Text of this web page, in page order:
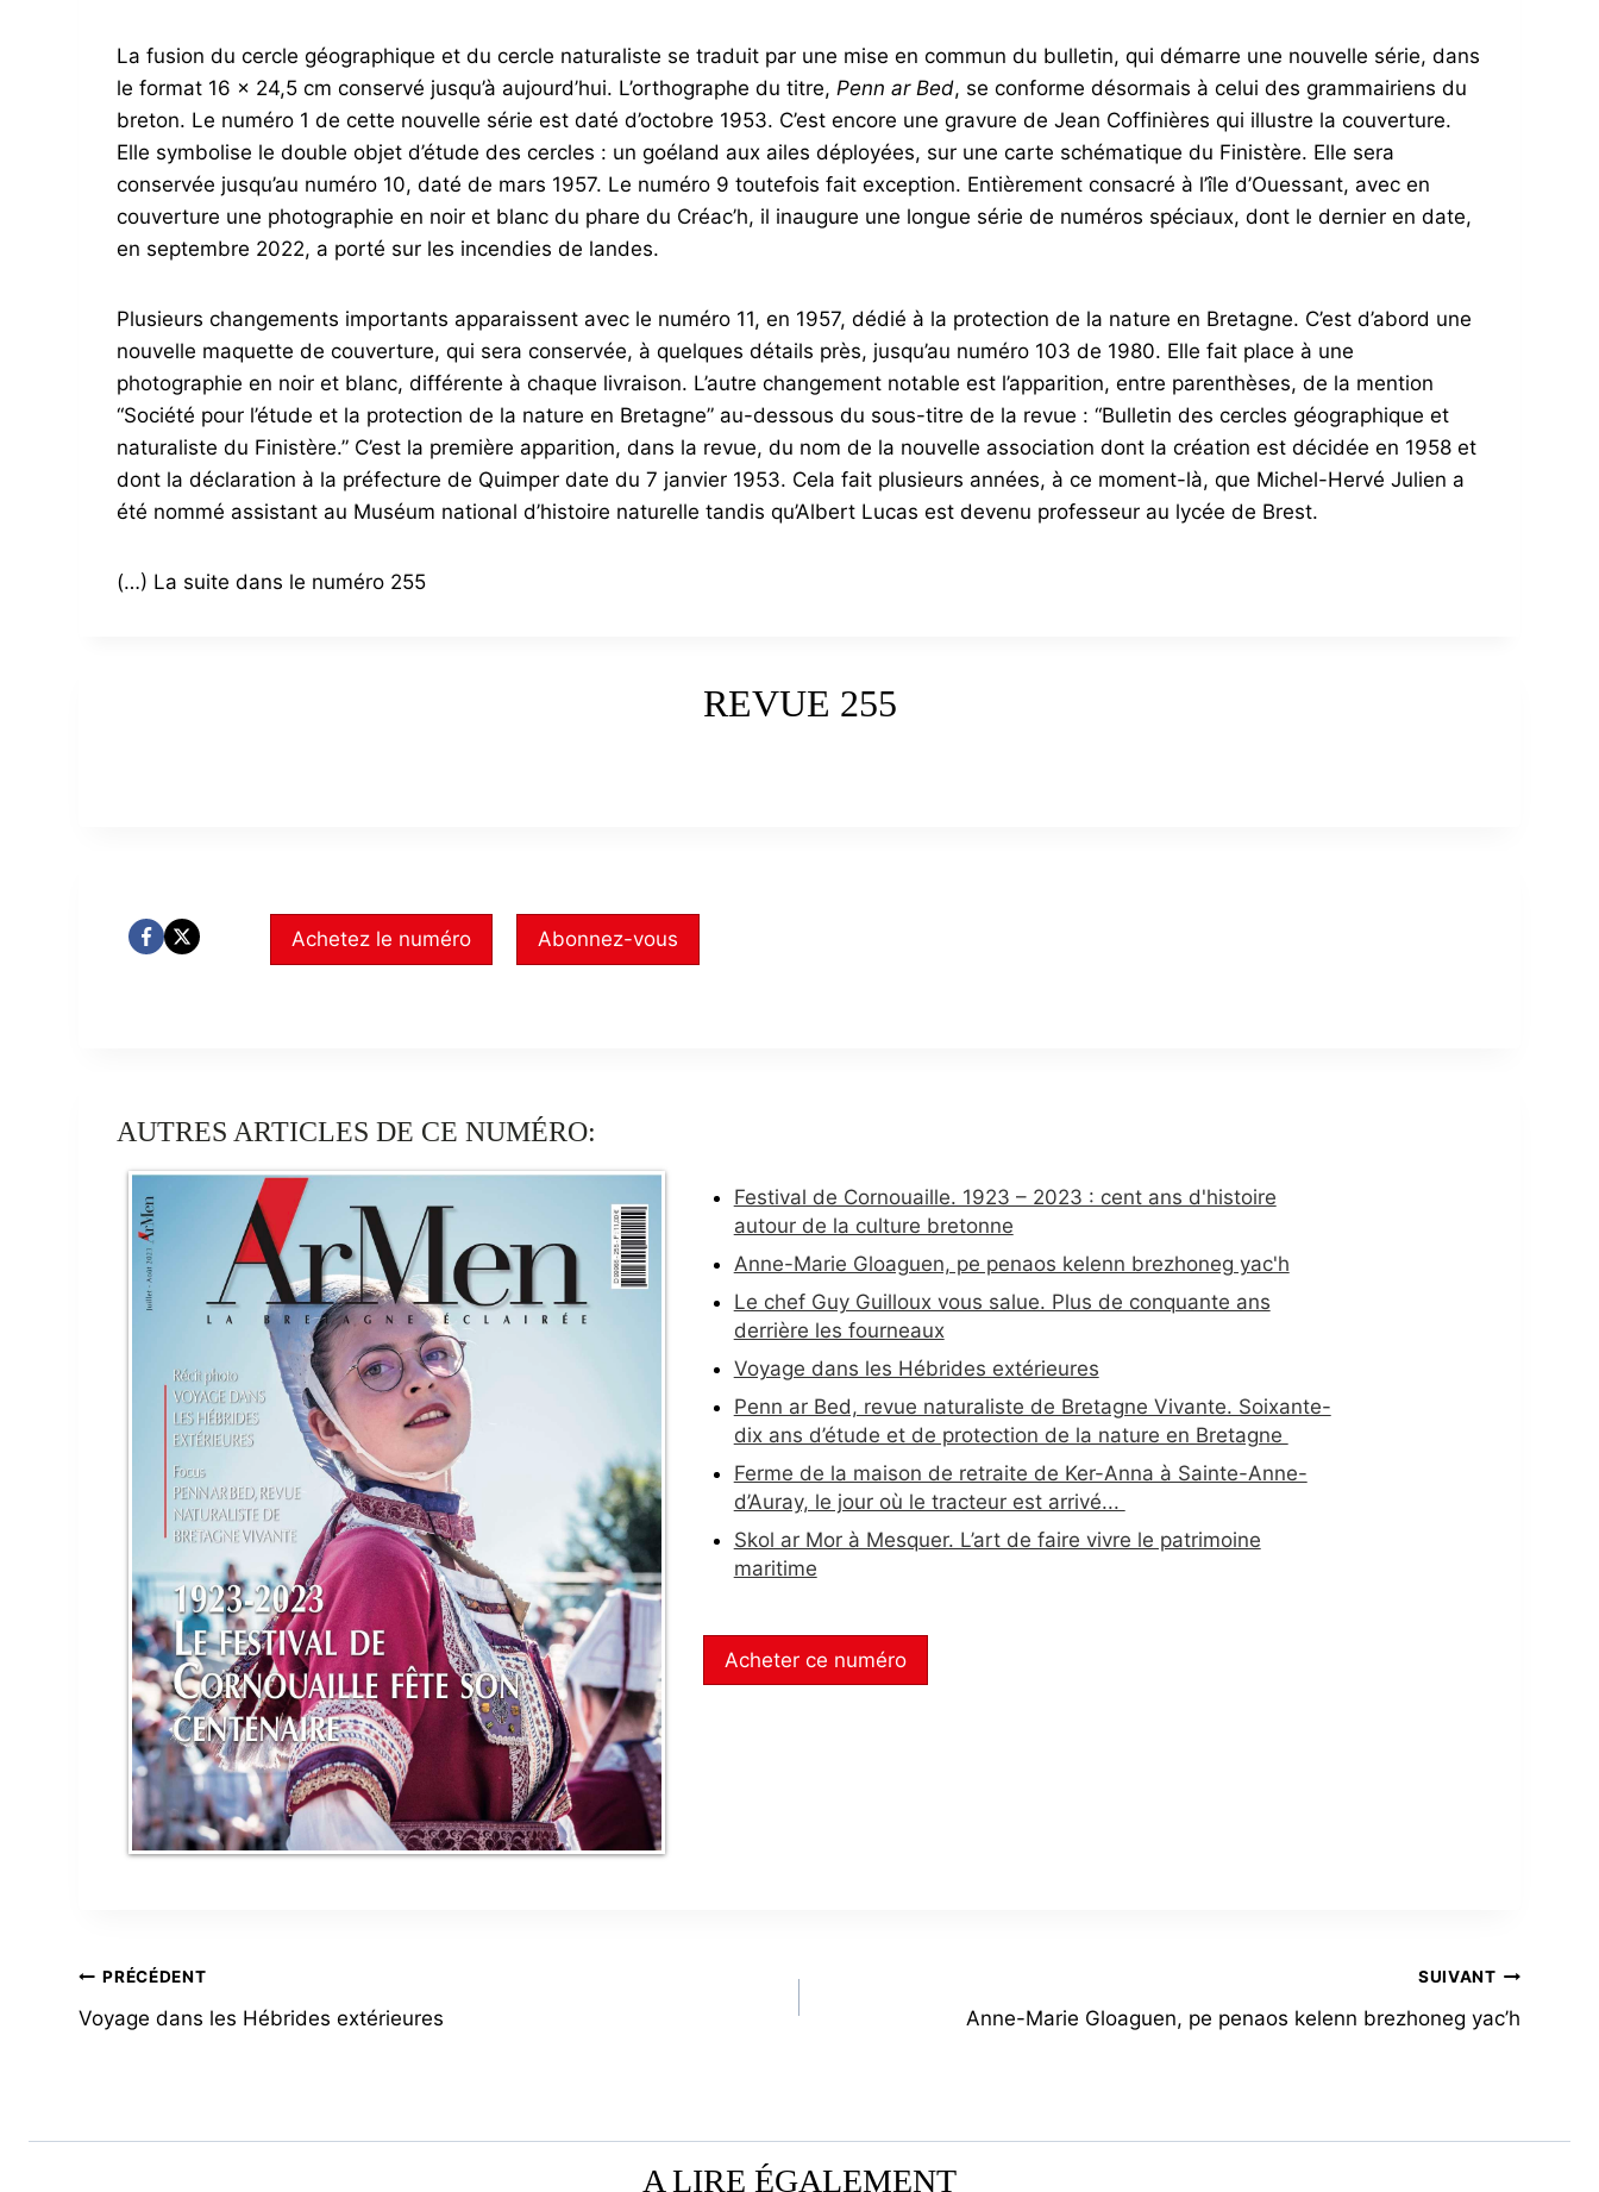
La fusion du cercle géographique et du cercle naturaliste se traduit par une mise en commun du bulletin, qui démarre une nouvelle série, dans
le format 16 x 24,5 cm conservé jusqu’à aujourd’hui. L’orthographe du titre, Penn ar Bed, se conforme désormais à celui des grammairiens du
breton. Le numéro 1 de cette nouvelle série est daté d’octobre 1953. C’est encore une gravure de Jean Coffinières qui illustre la couverture.
Elle symbolise le double objet d’étude des cercles : un goéland aux ailes déployées, sur une carte schématique du Finistère. Elle sera
conservée jusqu’au numéro 10, daté de mars 1957. Le numéro 9 toutefois fait exception. Entièrement consacré à l’île d’Ouessant, avec en
couverture une photographie en noir et blanc du phare du Créac’h, il inaugure une longue série de numéros spéciaux, dont le dernier en date,
en septembre 2022, a porté sur les incendies de landes.
Plusieurs changements importants apparaissent avec le numéro 11, en 1957, dédié à la protection de la nature en Bretagne. C’est d’abord une
nouvelle maquette de couverture, qui sera conservée, à quelques détails près, jusqu’au numéro 103 de 1980. Elle fait place à une
photographie en noir et blanc, différente à chaque livraison. L’autre changement notable est l’apparition, entre parenthèses, de la mention
“Société pour l’étude et la protection de la nature en Bretagne” au-dessous du sous-titre de la revue : “Bulletin des cercles géographique et
naturaliste du Finistère.” C’est la première apparition, dans la revue, du nom de la nouvelle association dont la création est décidée en 1958 et
dont la déclaration à la préfecture de Quimper date du 7 janvier 1953. Cela fait plusieurs années, à ce moment-là, que Michel-Hervé Julien a
été nommé assistant au Muséum national d’histoire naturelle tandis qu’Albert Lucas est devenu professeur au lycée de Brest.
(…) La suite dans le numéro 255
REVUE 255
Achetez le numéro Abonnez-vous
AUTRES ARTICLES DE CE NUMÉRO:
Festival de Cornouaille. 1923 – 2023 : cent ans d'histoire
autour de la culture bretonne
Anne-Marie Gloaguen, pe penaos kelenn brezhoneg yac'h
Le chef Guy Guilloux vous salue. Plus de conquante ans
derrière les fourneaux
Voyage dans les Hébrides extérieures
Penn ar Bed, revue naturaliste de Bretagne Vivante. Soixante-
dix ans d’étude et de protection de la nature en Bretagne
Ferme de la maison de retraite de Ker-Anna à Sainte-Anne-
d’Auray, le jour où le tracteur est arrivé...
Skol ar Mor à Mesquer. L’art de faire vivre le patrimoine
maritime
Acheter ce numéro
NAVIGATION
DE
PRÉCÉDENT
Voyage dans les Hébrides extérieures
SUIVANT
Anne-Marie Gloaguen, pe penaos kelenn brezhoneg yac’h
A LIRE ÉGALEMENT